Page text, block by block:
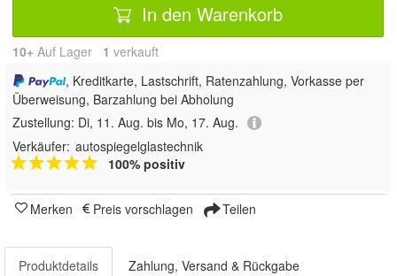
In den Warenkorb
10+ Auf Lager 1 verkauft
, Kreditkarte, Lastschrift, Ratenzahlung, Vorkasse per
Überweisung, Barzahlung bei Abholung
Zustellung: Di, 11. Aug. bis Mo, 17. Aug.
Verkäufer: autospiegelglastechnik
100% positiv
Merken Preis vorschlagen Teilen
Produktdetails Zahlung, Versand & Rückgabe